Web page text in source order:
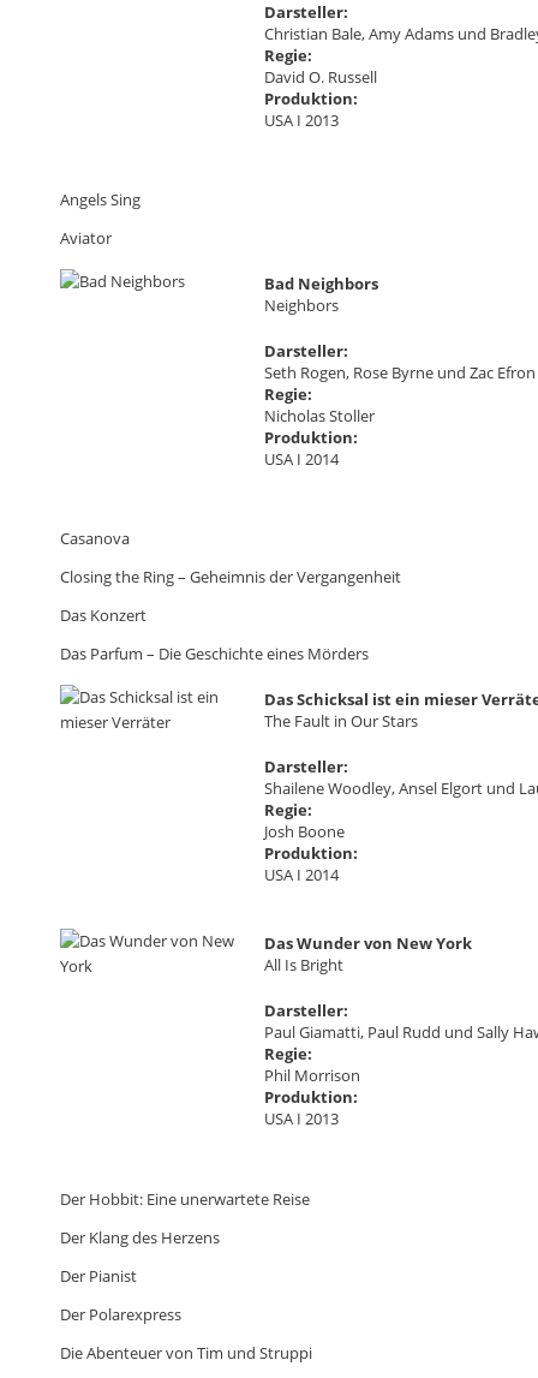
Darsteller:
Christian Bale, Amy Adams und
Regie:
David O. Russell
Produktion:
USA I 2013
Angels Sing
Aviator
Bad Neighbors
Neighbors
Darsteller:
Seth Rogen, Rose Byrne und Zac Efron
Regie:
Nicholas Stoller
Produktion:
USA I 2014
Casanova
Closing the Ring – Geheimnis der Vergangenheit
Das Konzert
Das Parfum – Die Geschichte eines Mörders
Das Schicksal ist ein mieser
The Fault in Our Stars
Darsteller:
Shailene Woodley, Ansel Elgort und
Regie:
Josh Boone
Produktion:
USA I 2014
Das Wunder von New York
All Is Bright
Darsteller:
Paul Giamatti, Paul Rudd und Sally
Regie:
Phil Morrison
Produktion:
USA I 2013
Der Hobbit: Eine unerwartete Reise
Der Klang des Herzens
Der Pianist
Der Polarexpress
Die Abenteuer von Tim und Struppi